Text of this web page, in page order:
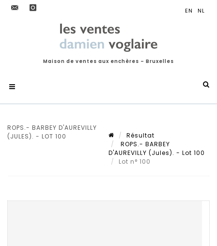
Maison de ventes aux enchères – Bruxelles
ROPS.- BARBEY D'AUREVILLY
(JULES). - LOT 100
Résultat
ROPS.- BARBEY
D'AUREVILLY (Jules). - Lot 100
Lot n° 100